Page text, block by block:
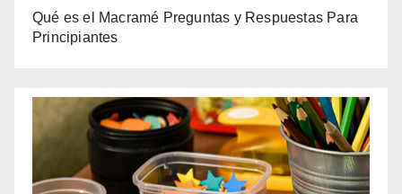
Qué es el Macramé Preguntas y Respuestas Para
Principiantes